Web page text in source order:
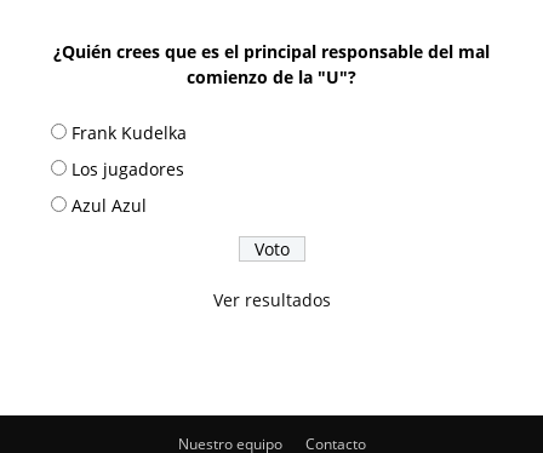
¿Quién crees que es el principal responsable del mal
comienzo de la "U"?
Frank Kudelka
Los jugadores
Azul Azul
Ver resultados
Nuestro equipo Contacto